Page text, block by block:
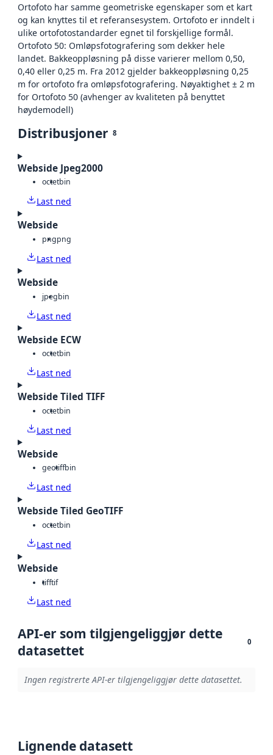
Ortofoto har samme geometriske egenskaper som et kart
og kan knyttes til et referansesystem. Ortofoto er inndelt i
ulike ortofotostandarder egnet til forskjellige formål.
Ortofoto 50: Omløpsfotografering som dekker hele
landet. Bakkeoppløsning på disse varierer mellom 0,50,
0,40 eller 0,25 m. Fra 2012 gjelder bakkeoppløsning 0,25
m for ortofoto fra omløpsfotografering. Nøyaktighet ± 2 m
for Ortofoto 50 (avhenger av kvaliteten på benyttet
høydemodell)
Distribusjoner 8
Webside Jpeg2000
octetbin
Last ned
Webside
pngpng
Last ned
Webside
jpegbin
Last ned
Webside ECW
octetbin
Last ned
Webside Tiled TIFF
octetbin
Last ned
Webside
geotiffbin
Last ned
Webside Tiled GeoTIFF
octetbin
Last ned
Webside
tifftif
Last ned
API-er som tilgjengeliggjør dette
datasettet
0
Ingen registrerte API-er tilgjengeliggjør dette datasettet.
Lignende datasett